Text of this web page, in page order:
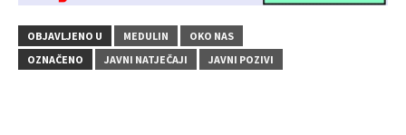
OBJAVLJENO U MEDULIN
OKO NAS
OZNAČENO
JAVNI NATJEČAJI JAVNI POZIVI